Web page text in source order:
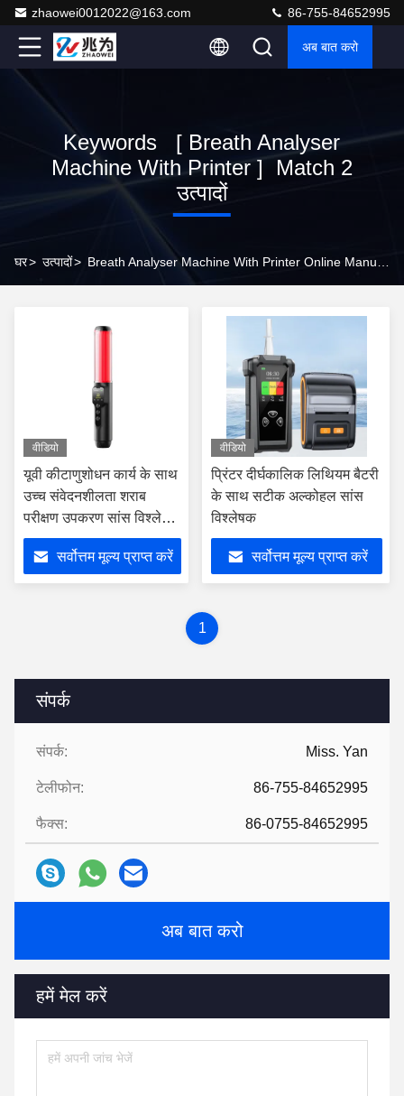
zhaowei0012022@163.com 86-755-84652995
अब बात करो
Keywords [ Breath Analyser
Machine With Printer ] Match 2
उत्पादों
घर> उत्पादों>
संपर्क
संपर्क: Miss. Yan
टेलीफोन: 86-755-84652995
फैक्स: 86-0755-84652995
अब बात करो
हमें मेल करें
वीडियो
यूवी कीटाणुशोधन कार्य के साथ
उच्च संवेदनशीलता शराब
परीक्षण उपकरण सांस विश्लेषक
मशीन
सर्वोत्तम मूल्य प्राप्त करें
वीडियो
प्रिंटर दीर्घकालिक लिथियम बैटरी
के साथ सटीक अल्कोहल सांस
विश्लेषक
सर्वोत्तम मूल्य प्राप्त करें
1